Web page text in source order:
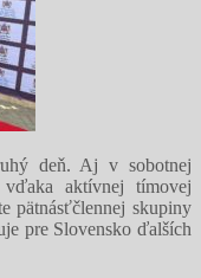
deň. Aj v sobotnej
aktívnej tímovej
pätnásťčlennej skupiny
pre Slovensko ďalších